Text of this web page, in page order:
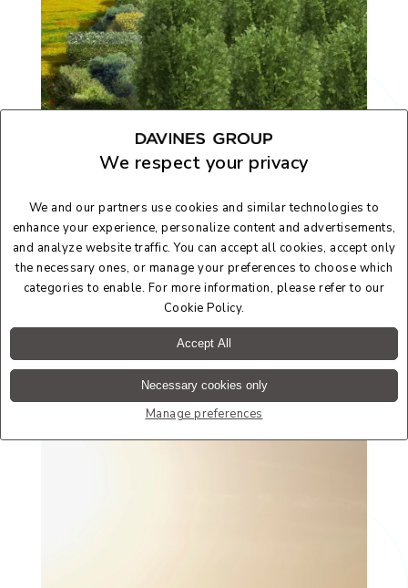
We respect your privacy
We and our partners use cookies and similar technologies to
enhance your experience, personalize content and advertisements,
and analyze website traffic. You can accept all cookies, accept only
the necessary ones, or manage your preferences to choose which
categories to enable. For more information, please refer to our
Cookie Policy.
Accept All
Necessary cookies only
Manage preferences
KilometroVerdeParma
che ha l’obiettivo di creare aree verdi e boschi permanenti
a Parma e nella sua provincia.
Scopri di più